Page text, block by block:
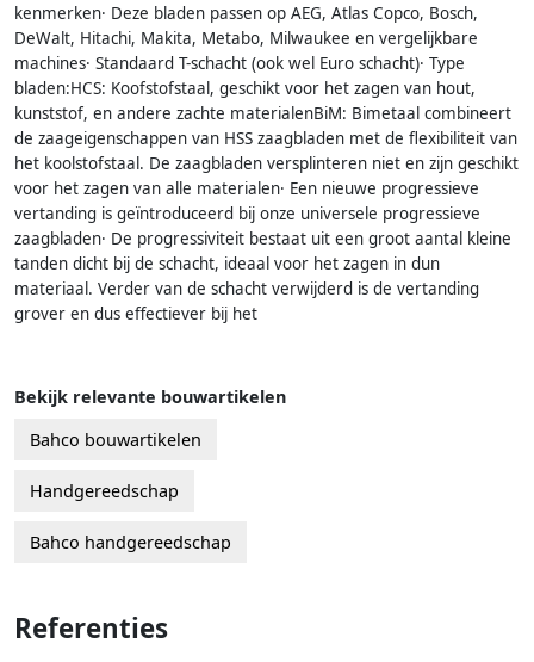
kenmerken· Deze bladen passen op AEG, Atlas Copco, Bosch,
DeWalt, Hitachi, Makita, Metabo, Milwaukee en vergelijkbare
machines· Standaard T-schacht (ook wel Euro schacht)· Type
bladen:HCS: Koofstofstaal, geschikt voor het zagen van hout,
kunststof, en andere zachte materialenBiM: Bimetaal combineert
de zaageigenschappen van HSS zaagbladen met de flexibiliteit van
het koolstofstaal. De zaagbladen versplinteren niet en zijn geschikt
voor het zagen van alle materialen· Een nieuwe progressieve
vertanding is geïntroduceerd bij onze universele progressieve
zaagbladen· De progressiviteit bestaat uit een groot aantal kleine
tanden dicht bij de schacht, ideaal voor het zagen in dun
materiaal. Verder van de schacht verwijderd is de vertanding
grover en dus effectiever bij het
Bekijk relevante bouwartikelen
Bahco bouwartikelen
Handgereedschap
Bahco handgereedschap
Referenties